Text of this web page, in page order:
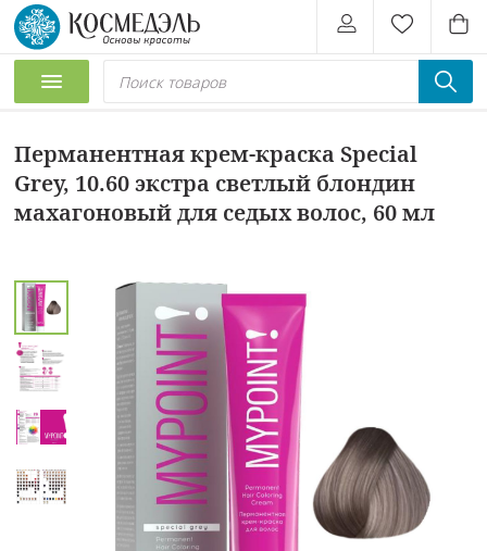
Перманентная крем-краска Special
Grey, 10.60 экстра светлый блондин
махагоновый для седых волос, 60 мл